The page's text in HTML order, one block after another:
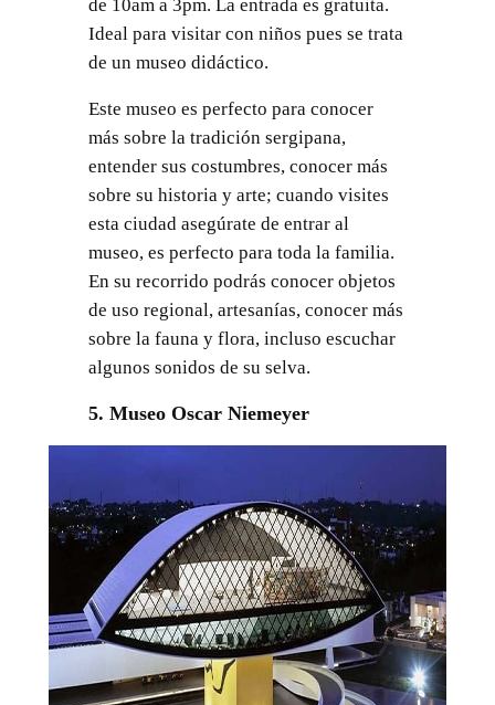
de 10am a 3pm. La entrada es gratuita.
Ideal para visitar con niños pues se trata
de un museo didáctico.
Este museo es perfecto para conocer
más sobre la tradición sergipana,
entender sus costumbres, conocer más
sobre su historia y arte; cuando visites
esta ciudad asegúrate de entrar al
museo, es perfecto para toda la familia.
En su recorrido podrás conocer objetos
de uso regional, artesanías, conocer más
sobre la fauna y flora, incluso escuchar
algunos sonidos de su selva.
5. Museo Oscar Niemeyer